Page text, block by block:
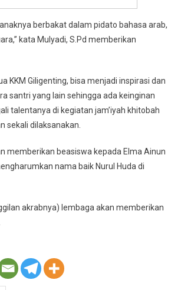
berbakat dalam pidato bahasa arab,
kata Mulyadi, S.Pd memberikan
KKM Giligenting, bisa menjadi inspirasi dan
santri yang lain sehingga ada keinginan
talentanya di kegiatan jam’iyah khitobah
sekali dilaksanakan.
memberikan beasiswa kepada Elma Ainun
nama baik Nurul Huda di
akrabnya) lembaga akan memberikan